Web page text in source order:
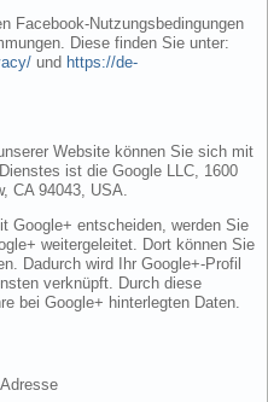
Facebook-Nutzungsbedingungen
Diese finden Sie unter:
und https://de-
Website können Sie sich mit
ist die Google LLC, 1600
CA 94043, USA.
Google+ entscheiden, werden Sie
weitergeleitet. Dort können Sie
Dadurch wird Ihr Google+-Profil
verknüpft. Durch diese
bei Google+ hinterlegten Daten.